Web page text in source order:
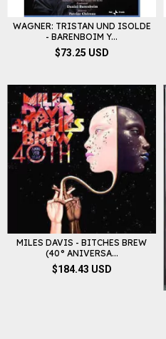
WAGNER: TRISTAN UND ISOLDE
- BARENBOIM Y...
$73.25 USD
MILES DAVIS - BITCHES BREW
(40° ANIVERSA...
$184.43 USD